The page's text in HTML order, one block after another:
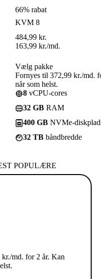
66% rabat
KVM 8
484,99 kr.
163,99 kr./md.
Vælg pakke
Fornyes til 372,99 kr./md.
når som helst.
8 vCPU-cores
32 GB RAM
400 GB NVMe-
32 TB båndbredde
POPULÆRE
md. for 2 år. Kan